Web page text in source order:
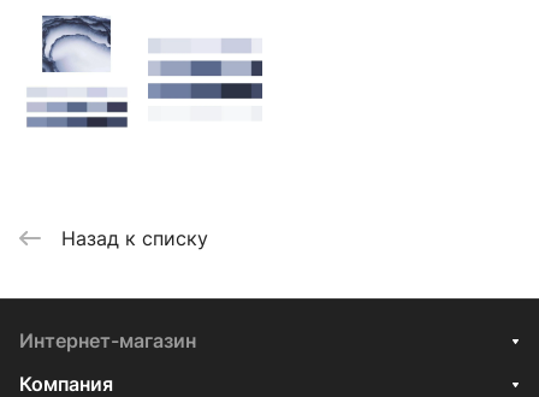
Назад к списку
Интернет-магазин
Компания